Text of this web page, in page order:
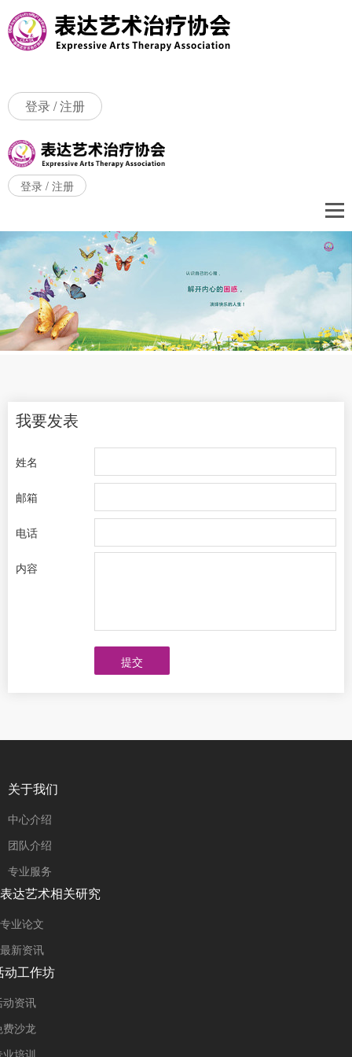
登录/注册
登录 / 注册
我要发表
姓名
邮箱
电话
内容
提交
关于我们
中心介绍
团队介绍
专业服务
表达艺术相关研究
专业论文
最新资讯
动工作坊
动资讯
费沙龙
业培训